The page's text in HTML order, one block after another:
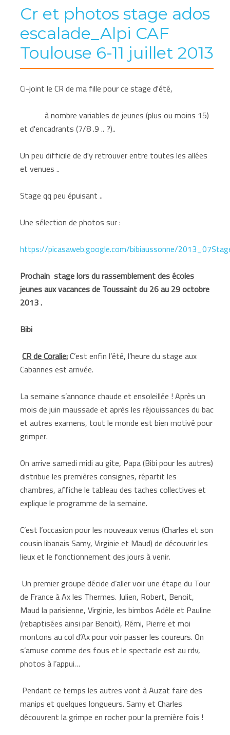
Cr et photos stage ados
escalade_Alpi CAF
Toulouse 6-11 juillet 2013
Ci-joint le CR de ma fille pour ce stage d'été,
à nombre variables de jeunes (plus ou moins 15)
et d'encadrants (7/8 .9 .. ?)..
Un peu difficile de d'y retrouver entre toutes les allées
et venues ..
Stage qq peu épuisant ..
Une sélection de photos sur :
https://picasaweb.google.com/bibiaussonne/
Prochain stage lors du rassemblement des écoles
jeunes aux vacances de Toussaint du 26 au 29 octobre
2013 .
Bibi
CR de Coralie:C’est enfin l’été, l’heure du stage aux
Cabannes est arrivée.
La semaine s’annonce chaude et ensoleillée ! Après un
mois de juin maussade et après les réjouissances du bac
et autres examens, tout le monde est bien motivé pour
grimper.
On arrive samedi midi au gîte, Papa (Bibi pour les autres)
distribue les premières consignes, répartit les
chambres, affiche le tableau des taches collectives et
explique le programme de la semaine.
C’est l’occasion pour les nouveaux venus (Charles et son
cousin libanais Samy, Virginie et Maud) de découvrir les
lieux et le fonctionnement des jours à venir.
Un premier groupe décide d’aller voir une étape du Tour
de France à Ax les Thermes. Julien, Robert, Benoit,
Maud la parisienne, Virginie, les bimbos Adèle et Pauline
(rebaptisées ainsi par Benoit), Rémi, Pierre et moi
montons au col d’Ax pour voir passer les coureurs. On
s’amuse comme des fous et le spectacle est au rdv,
photos à l’appui…
Pendant ce temps les autres vont à Auzat faire des
manips et quelques longueurs. Samy et Charles
découvrent la grimpe en rocher pour la première fois !